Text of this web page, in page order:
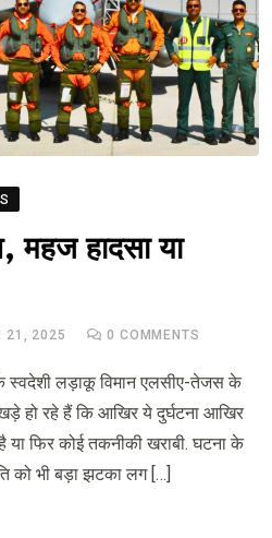
हादसा या
21, 2025 0 COMMENTS
स्वदेशी लड़ाकू विमान एलसीए-तेजस के
हो रहे हैं कि आखिर ये दुर्घटना आखिर
फिर कोई तकनीकी खराबी. घटना के
को भी बड़ा झटका लग […]